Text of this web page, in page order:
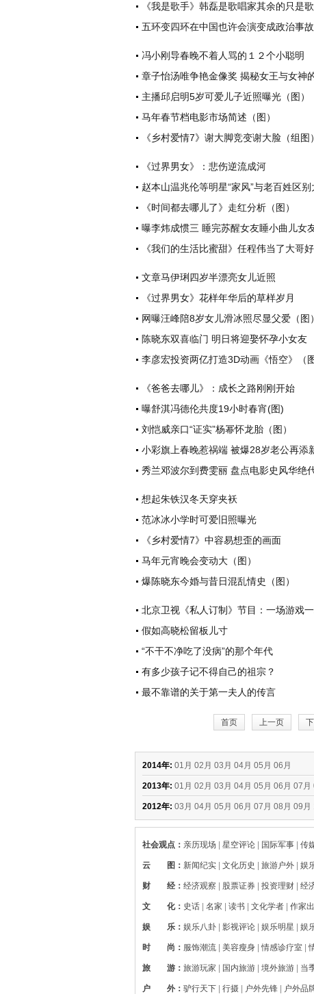
《我是歌手》韩磊是歌唱家其余的只是
五环变四环在中国也许会演变成政治事故
冯小刚导春晚不着人骂的１２个小聪明
章子怡汤唯争艳金像奖 揭秘女王与女神
主播邱启明5岁可爱儿子近照曝光（图）
马年春节档电影市场简述（图）
《乡村爱情7》谢大脚竞变谢大脸（组图）
《过界男女》：悲伤逆流成河
赵本山温兆伦等明星“家风”与老百姓区别
《时间都去哪儿了》走红分析（图）
曝李炜成惯三 睡完苏醒女友睡小曲儿女
《我们的生活比蜜甜》任程伟当了大哥
文章马伊琍四岁半漂亮女儿近照
《过界男女》花样年华后的草样岁月
网曝汪峰陪8岁女儿滑冰照尽显父爱（图）
陈晓东双喜临门 明日将迎娶怀孕小女友
李彦宏投资两亿打造3D动画《悟空》（图
《爸爸去哪儿》：成长之路刚刚开始
曝舒淇冯德伦共度19小时春宵(图)
刘恺威亲口“证实”杨幂怀龙胎（图）
小彩旗上春晚惹祸端 被爆28岁老公再添
秀兰邓波尔到费雯丽 盘点电影史风华绝
想起朱铁汉冬天穿夹袄
范冰冰小学时可爱旧照曝光
《乡村爱情7》中容易想歪的画面
马年元宵晚会变动大（图）
爆陈晓东今婚与昔日混乱情史（图）
北京卫视《私人订制》节目：一场游戏
假如高晓松留板儿寸
“不干不净吃了没病”的那个年代
有多少孩子记不得自己的祖宗？
最不靠谱的关于第一夫人的传言
首页 上一页
2014年: 01月 02月 03月 04月 05月 06月
2013年: 01月 02月 03月 04月 05月 06月 07月
2012年: 03月 04月 05月 06月 07月 08月 09月
社会观点 ： 亲历现场 | 星空评论 | 国际军事 | 传
云 图 ： 新闻纪实 | 文化历史 | 旅游户外 | 娱
财 经 ： 经济观察 | 股票证券 | 投资理财 | 经
文 化： 史话 | 名家 | 读书 | 文化学者 | 作家
娱 乐 ： 娱乐八卦 | 影视评论 | 娱乐明星 | 娱
时 尚 ： 服饰潮流 | 美容瘦身 |情感诊疗室 |
旅 游 ： 旅游玩家 | 国内旅游 | 境外旅游 | 当
户 外： 驴行天下 | 行摄 | 户外先锋 | 户外品